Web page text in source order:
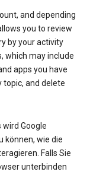
and depending
you to review
by your activity
which may include
apps you have
topic, and delete
Google
können, wie die
Falls Sie
unterbinden